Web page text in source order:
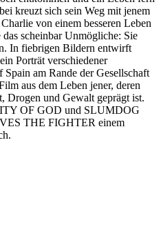
kreuzt sich sein Weg mit jenem
von einem besseren Leben
scheinbar Unmögliche: Sie
In fiebrigen Bildern entwirft
Porträt verschiedener
am Rande der Gesellschaft
aus dem Leben jener, deren
Drogen und Gewalt geprägt ist.
OF GOD und SLUMDOG
THE FIGHTER einem